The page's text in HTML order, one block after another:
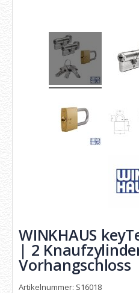
WINKHAUS
| 2
Vorhangschloss
Artikelnummer: S16018